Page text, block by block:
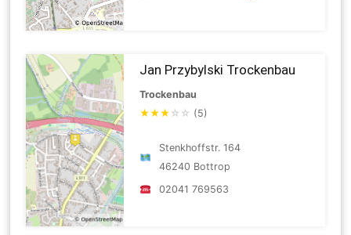
Jan Przybylski Trockenbau
Trockenbau
★★★ ☆ ☆ (5)
Stenkhoffstr. 164
46240 Bottrop
02041 769563